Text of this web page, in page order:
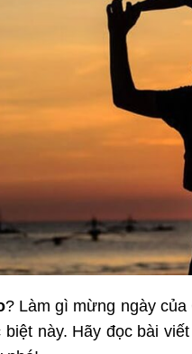
? Làm gì mừng ngày
này. Hãy đọc bài